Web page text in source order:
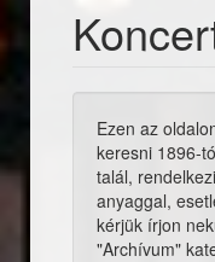
Ezen az
keresni 1896-
talál,
anyaggal,
kérjük írjon
"Archívum"